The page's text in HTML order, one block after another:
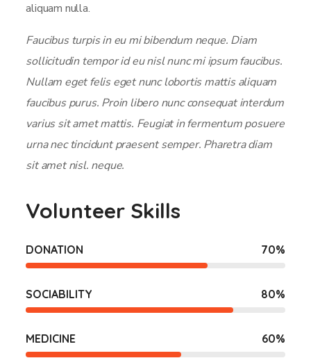
aliquam nulla.
Faucibus turpis in eu mi bibendum neque. Diam
sollicitudin tempor id eu nisl nunc mi ipsum faucibus.
Nullam eget felis eget nunc lobortis mattis aliquam
faucibus purus. Proin libero nunc consequat interdum
varius sit amet mattis. Feugiat in fermentum posuere
urna nec tincidunt praesent semper. Pharetra diam
sit amet nisl. neque.
Volunteer Skills
DONATION 70%
SOCIABILITY 80%
MEDICINE 60%